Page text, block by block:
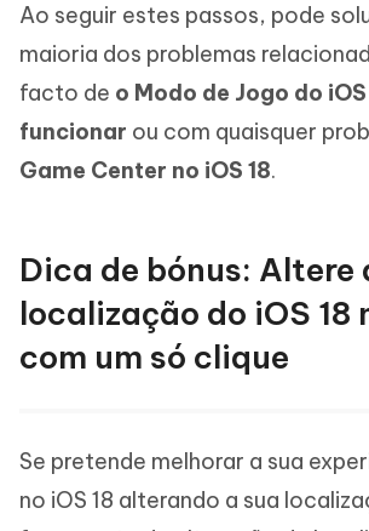
Ao seguir estes passos, pode
maioria dos problemas
facto de o Modo de Jogo do iOS
funcionar ou com quaisquer
Game Center no iOS 18.
Dica de bónus: Altere
localização do iOS 18
com um só clique
Se pretende melhorar a sua
no iOS 18 alterando a sua